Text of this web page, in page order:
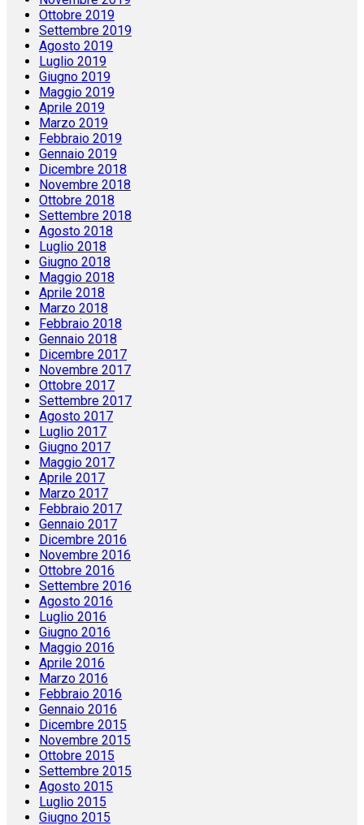
Ottobre 2019
Settembre 2019
Agosto 2019
Luglio 2019
Giugno 2019
Maggio 2019
Aprile 2019
Marzo 2019
Febbraio 2019
Gennaio 2019
Dicembre 2018
Novembre 2018
Ottobre 2018
Settembre 2018
Agosto 2018
Luglio 2018
Giugno 2018
Maggio 2018
Aprile 2018
Marzo 2018
Febbraio 2018
Gennaio 2018
Dicembre 2017
Novembre 2017
Ottobre 2017
Settembre 2017
Agosto 2017
Luglio 2017
Giugno 2017
Maggio 2017
Aprile 2017
Marzo 2017
Febbraio 2017
Gennaio 2017
Dicembre 2016
Novembre 2016
Ottobre 2016
Settembre 2016
Agosto 2016
Luglio 2016
Giugno 2016
Maggio 2016
Aprile 2016
Marzo 2016
Febbraio 2016
Gennaio 2016
Dicembre 2015
Novembre 2015
Ottobre 2015
Settembre 2015
Agosto 2015
Luglio 2015
Giugno 2015